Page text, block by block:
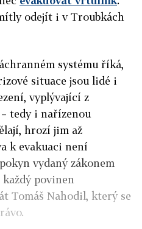
odejít i v Troubkách
systému říká,
situace jsou lidé i
vyplývající z
tedy i nařízenou
hrozí jim až
k evakuaci není
vydaný zákonem
povinen
Tomáš Nahodil, který se